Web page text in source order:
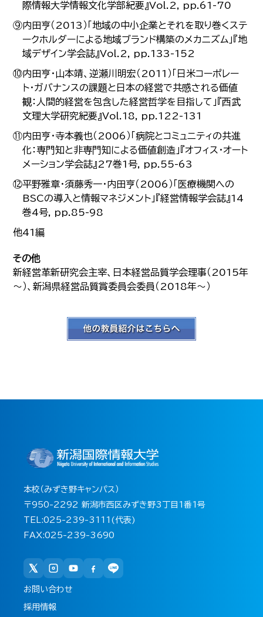
際情報大学情報文化学部紀要』Vol.2, pp.61-70
⑨内田亨（2013）「地域の中小企業とそれを取り巻くステ
ークホルダーによる地域ブランド構築のメカニズム」『地
域デザイン学会誌』Vol.2, pp.133-152
⑩内田亨・山本靖、逆瀬川明宏（2011）「日米コーポレー
ト・ガバナンスの課題と日本の経営で共感される価値
観：人間的経営を包含した経営哲学を目指して」『西武
文理大学研究紀要』Vol.18, pp.122-131
⑪内田亨・寺本義也（2006）「病院とコミュニティの共進
化：専門知と非専門知による価値創造」『オフィス・オート
メーション学会誌』27巻1号, pp.55-63
⑫平野雅章・須藤秀一・内田亨（2006）「医療機関への
BSCの導入と情報マネジメント」『経営情報学会誌』14
巻4号, pp.85-98
他41編
その他
新経営革新研究会主宰、日本経営品質学会理事（2015年
～）、新潟県経営品質賞委員会委員（2018年～）
本校（みずき野キャンパス）
〒950-2292 新潟市西区みずき野3丁目1番1号
TEL:025-239-3111(代表)
FAX:025-239-3690
お問い合わせ
採用情報